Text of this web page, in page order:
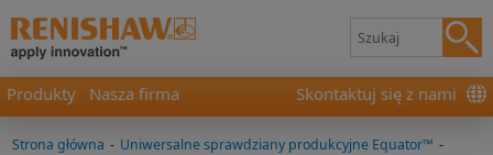
Produkty Nasza firma Skontaktuj się z nami
Strona główna - Uniwersalne sprawdziany produkcyjne Equator™ -